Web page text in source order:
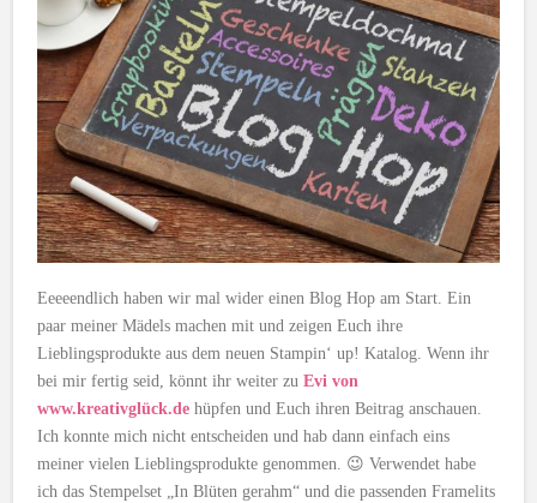
Eeeeendlich haben wir mal wider einen Blog Hop am Start. Ein
paar meiner Mädels machen mit und zeigen Euch ihre
Lieblingsprodukte aus dem neuen Stampin‘ up! Katalog. Wenn ihr
bei mir fertig seid, könnt ihr weiter zuEvi von
www.kreativglück.de hüpfen und Euch ihren Beitrag anschauen.
Ich konnte mich nicht entscheiden und hab dann einfach eins
meiner vielen Lieblingsprodukte genommen. 😉 Verwendet habe
ich das Stempelset „In Blüten gerahm“ und die passenden Framelits